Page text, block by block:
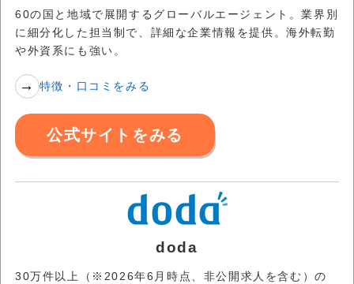
60の国と地域で展開するグローバルエージェント。業界別
に細分化した担当制で、詳細な企業情報を提供。海外転勤
や外資系にも強い。
特徴・口コミをみる
公式サイトをみる
doda
30万件以上（※2026年6月時点、非公開求人を含む）の